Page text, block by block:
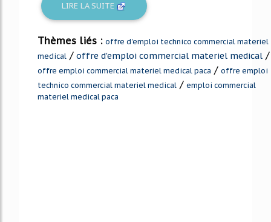
LIRE LA SUITE
Thèmes liés : offre d'emploi technico commercial materiel
medical / offre d'emploi commercial materiel medical /
offre emploi commercial materiel medical paca / offre emploi
technico commercial materiel medical / emploi commercial
materiel medical paca